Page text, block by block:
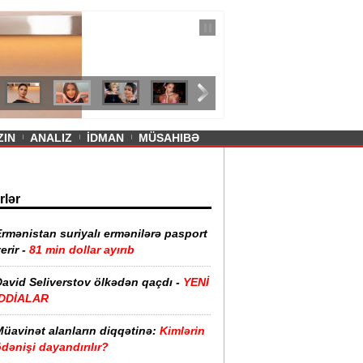
11 İyul 2026
ANALIZ İDMAN MÜSAHIBƏ
suriyalı ermənilərə pasport
- 81 min dollar ayırıb
Seliverstov ölkədən qaçdı - YENİ
alanların diqqətinə: Kimlərin
dayandırılır?